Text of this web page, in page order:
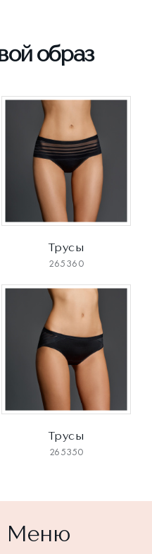
образ
Трусы
265360
Трусы
265350
Меню